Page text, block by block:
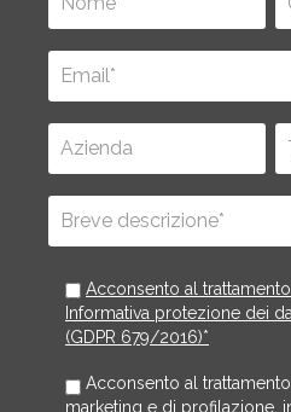
Acconsento al
Informativa protezione dei
(GDPR 679/2016)*
Acconsento al
marketing e di profilazione,